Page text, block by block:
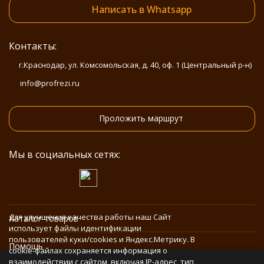
Написать в Whatsapp
Контакты:
г.Краснодар, ул. Комсомольская, д. 40, оф. 1 (Центральный р-н)
info@profrezi.ru
Проложить маршрут
Мы в социальных сетях:
Каталог товаров
Помощь
Для улучшения качества работы наш Сайт
использует файлы идентификации
пользователей куки/cookies и Яндекс.Метрику. В
cookie-файлах сохраняется информация о
взаимодействии с сайтом, включая IP-адрес, тип